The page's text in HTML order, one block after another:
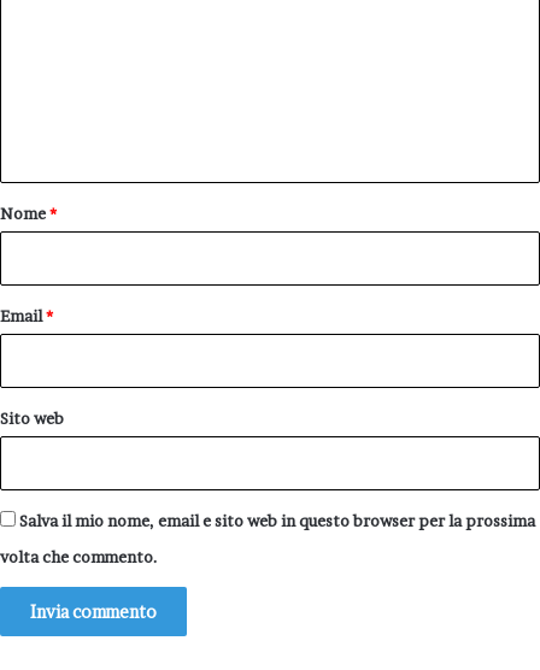
o
Nome*
Email*
Sito web
Salva il mio nome, email e sito web in questo browser per la prossima
volta che commento.